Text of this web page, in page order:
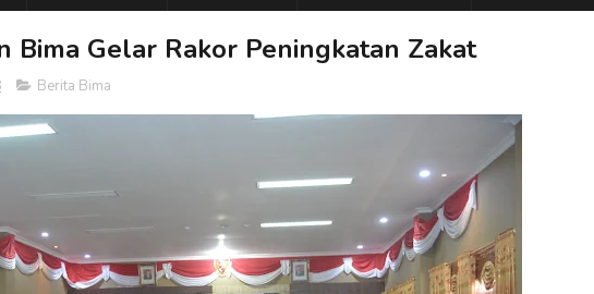
Bima Gelar Rakor Peningkatan Zakat
Berita Bima